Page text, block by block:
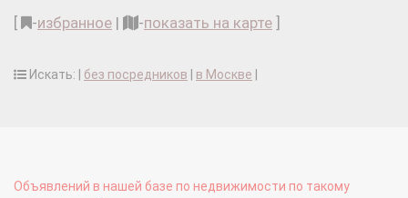
-избранное | -показать на карте
Искать: | без посредников в Москве
Объявлений в нашей базе по недвижимости по такому